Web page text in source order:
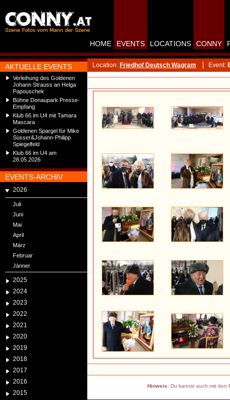
AKTUELLE EVENTS
Verleihung des Goldenen
Johann Strauss an Helga
Papouschek
Bühne Donaupark Presse-
Empfang
Klub 66 im U4 mit Tamara
Mascara
Goldenen Spargel für Mike
Süsser&Johann-Philipp
Spiegelfeld
Klub 66 im U4 am
28.05.2026
EVENTS-ARCHIV
2026
Juli
Juni
Mai
April
März
Februar
Jänner
2025
2024
2023
2022
2021
2020
2019
2018
2017
2016
2015
HOME EVENTS LOCATIONS CONNY
Location: Friedhof Deutsch Wagram Event:
Hinweis:Du kannst auch mit den